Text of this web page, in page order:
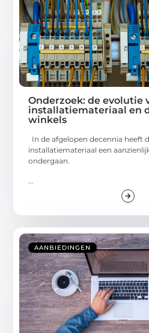
Onderzoek: de evolutie
installatiemateriaal en
winkels
In de afgelopen decennia heeft
installatiemateriaal een
ondergaan.
AANBIEDINGEN